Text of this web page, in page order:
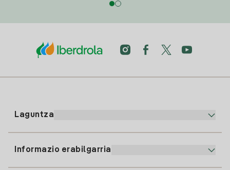
Laguntza
Informazio erabilgarria